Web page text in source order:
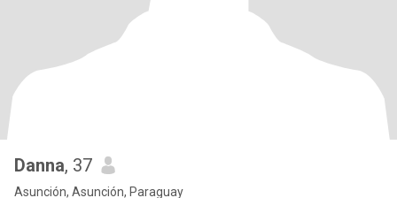
Danna, 37
Asunción, Asunción, Paraguay